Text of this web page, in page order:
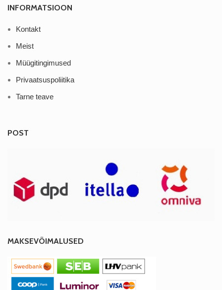
INFORMATSIOON
Kontakt
Meist
Müügitingimused
Privaatsuspoliitika
Tarne teave
POST
MAKSEVÕIMALUSED